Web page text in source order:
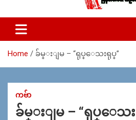
MoeMaKa
Media
ယ္ေရး – အမွတ္ ၂၅၄၊ ပထပ္၊ လမ္း ၄၀
(ဖုုံး – ၀၉ ၂၅၂ ၂၄၉ ၀၉၄ ၊ ၀၉ ၄၂၁ ၇
ဇာေစ်းသစ္ ။ ၀၉ ၇၈၆၈၃၇ ၃၀၅ / ၀၉
Home ခ်မ္​းျမ – “ရုပ္​​ေသးရုပ္​”
ကဗ်ာ
ခ်မ္​းျမ – “ရုပ္​​ေသး